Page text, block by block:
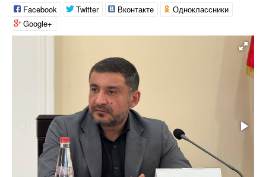
Facebook Twitter Вконтакте
Одноклассники
Google+